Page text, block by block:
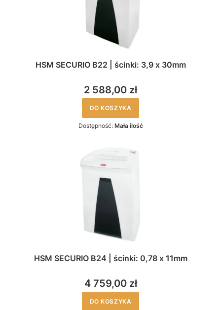
HSM SECURIO B22 | ścinki: 3,9 x 30mm
2 588,00 zł
DO KOSZYKA
Dostępność: Mała ilość
HSM SECURIO B24 | ścinki: 0,78 x 11mm
4 759,00 zł
DO KOSZYKA